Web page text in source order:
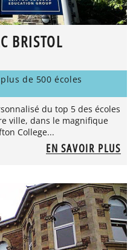
BRISTOL
de 500 écoles
du top 5 des écoles
ville, dans le magnifique
College...
EN SAVOIR PLUS